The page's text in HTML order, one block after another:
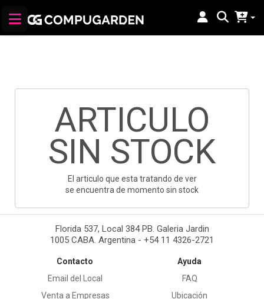
ARTICULO
SIN STOCK
El articulo que esta tratando de ver
se encuentra de momento sin stock
Florida 537, Local 384 PB. Galeria Jardin
1005 CABA. Argentina - +54 11 4326-2721
Contacto
Email del Local
Venta a Empresas
Ayuda
FAQ
Ubicación